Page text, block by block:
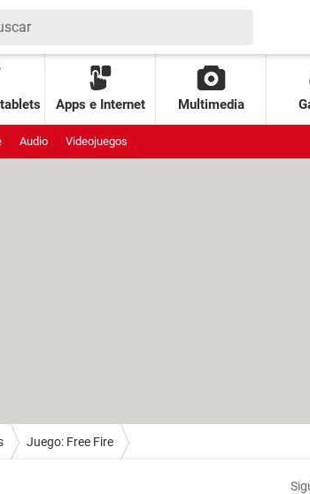
Apps e Internet Multimedia
Audio Videojuegos
Juego: Free Fire